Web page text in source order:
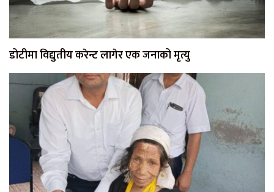
डोटीमा विद्युतीय करेन्ट लागेर एक जनाको मृत्यु